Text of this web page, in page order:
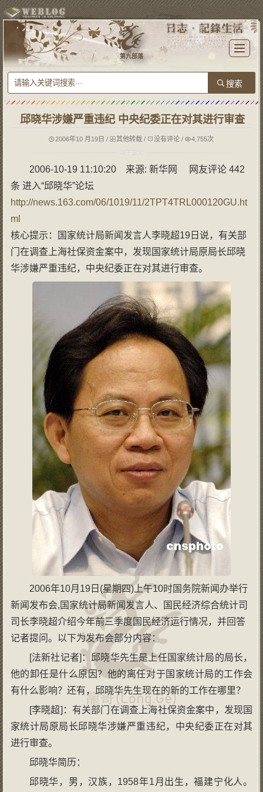
T
o
l
e
n
a
t
第九部落
邱晓华涉嫌严重违纪 中央纪委正在对其进行审查
2006年10 月19日/ 其他转载 / 没有评论 / 4,755次
2006-10-19 11:10:20 来源: 新华网 网友评论 442
条 进入“邱晓华”论坛
http://news.163.com/06/1019/11/2TPT4TRL000120GU.ht
ml
核心提示：国家统计局新闻发言人李晓超19日说，有关部
门在调查上海社保资金案中，发现国家统计局原局长邱晓
华涉嫌严重违纪，中央纪委正在对其进行审查。
2006年10月19日(星期四)上午10时国务院新闻办举行
新闻发布会,国家统计局新闻发言人、国民经济综合统计司
司长李晓超介绍今年前三季度国民经济运行情况，并回答
记者提问。以下为发布会部分内容：
[法新社记者]：邱晓华先生是上任国家统计局的局长，
他的卸任是什么原因？他的离任对于国家统计局的工作会
有什么影响？还有，邱晓华先生现在的新的工作在哪里？
[李晓超]：有关部门在调查上海社保资金案中，发现国
家统计局原局长邱晓华涉嫌严重违纪，中央纪委正在对其
进行审查。
邱晓华简历：
邱晓华，男，汉族，1958年1月出生，福建宁化人。